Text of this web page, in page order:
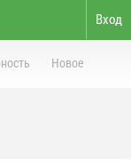
Вход
Новое